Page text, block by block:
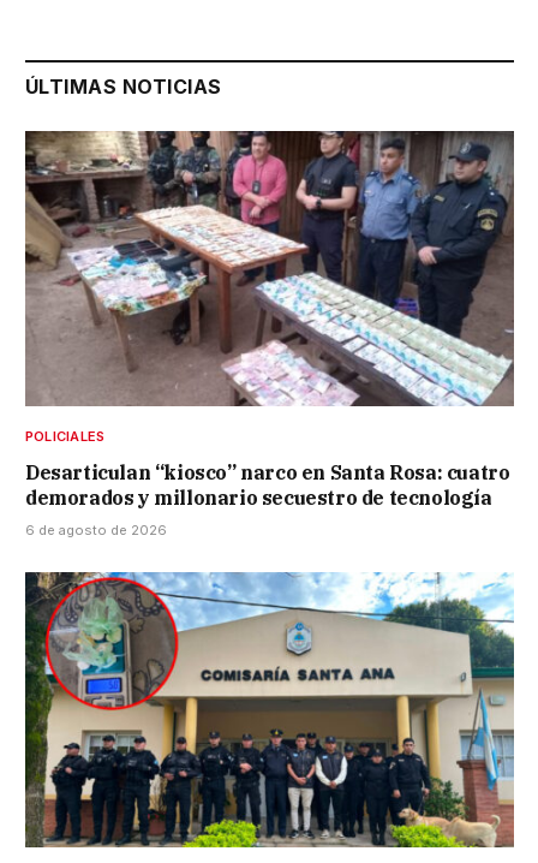
ÚLTIMAS NOTICIAS
POLICIALES
Desarticulan “kiosco” narco en Santa Rosa: cuatro
demorados y millonario secuestro de tecnología
6 de agosto de 2026